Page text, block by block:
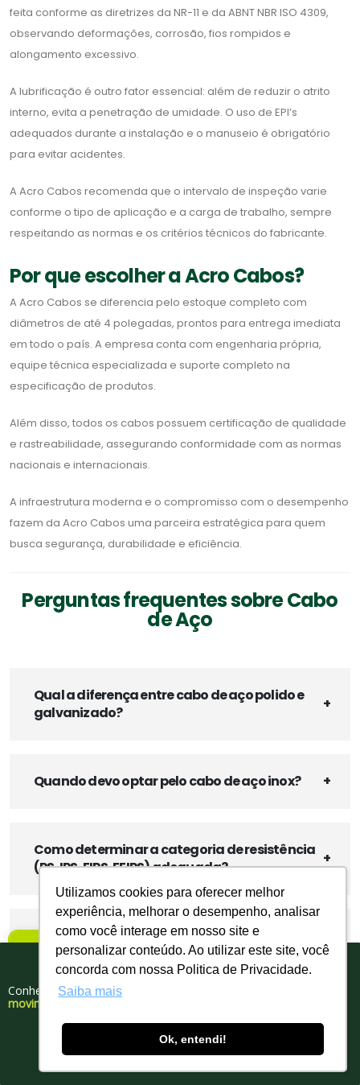
Tem cupom para você!
Conheça nosso portfólio de produtos para
movimentação, elevação e amarração de cargas.
DOWNLOAD GRATUITO
Utilizamos cookies para oferecer melhor
experiência, melhorar o desempenho, analisar
como você interage em nosso site e
personalizar conteúdo. Ao utilizar este site, você
concorda com nossa Politica de Privacidade.
Saiba mais
Ok, entendi!
feita conforme as diretrizes da NR-11 e da ABNT NBR ISO 4309,
observando deformações, corrosão, fios rompidos e
alongamento excessivo.
A lubrificação é outro fator essencial: além de reduzir o atrito
interno, evita a penetração de umidade. O uso de EPI’s
adequados durante a instalação e o manuseio é obrigatório
para evitar acidentes.
A Acro Cabos recomenda que o intervalo de inspeção varie
conforme o tipo de aplicação e a carga de trabalho, sempre
respeitando as normas e os critérios técnicos do fabricante.
Por que escolher a Acro Cabos?
A Acro Cabos se diferencia pelo estoque completo com
diâmetros de até 4 polegadas, prontos para entrega imediata
em todo o país. A empresa conta com engenharia própria,
equipe técnica especializada e suporte completo na
especificação de produtos.
Além disso, todos os cabos possuem certificação de qualidade
e rastreabilidade, assegurando conformidade com as normas
nacionais e internacionais.
A infraestrutura moderna e o compromisso com o desempenho
fazem da Acro Cabos uma parceira estratégica para quem
busca segurança, durabilidade e eficiência.
Perguntas frequentes sobre Cabo
de Aço
Qual a diferença entre cabo de aço polido e
galvanizado?
Quando devo optar pelo cabo de aço inox?
Como determinar a categoria de resistência
(PS, IPS, EIPS, EEIPS) adequada?
O que influencia a escolha entre torção
regular e torção Lang?
Com que frequência devo inspecionar e
lubrificar um cabo de aço?
×
Nova Política Comercial
A partir de 02/02/26
Compra Mínima: R$ 500,00